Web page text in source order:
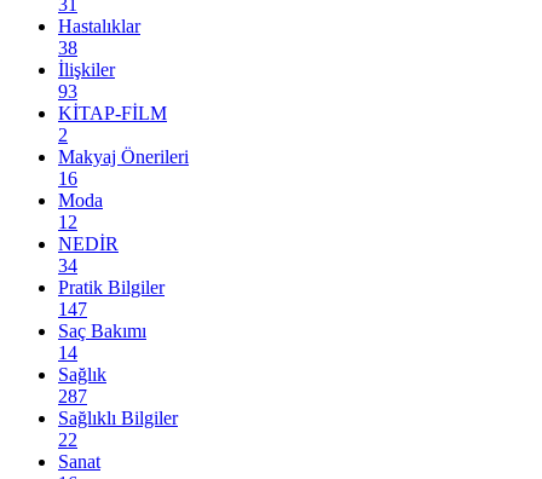
31
Hastalıklar
38
İlişkiler
93
KİTAP-FİLM
2
Makyaj Önerileri
16
Moda
12
NEDİR
34
Pratik Bilgiler
147
Saç Bakımı
14
Sağlık
287
Sağlıklı Bilgiler
22
Sanat